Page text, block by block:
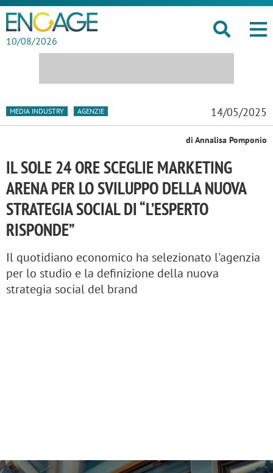
10/08/2026
MEDIA INDUSTRY AGENZIE 14/05/2025
di Annalisa Pomponio
IL SOLE 24 ORE SCEGLIE MARKETING
ARENA PER LO SVILUPPO DELLA NUOVA
STRATEGIA SOCIAL DI “L’ESPERTO
RISPONDE”
Il quotidiano economico ha selezionato l'agenzia
per lo studio e la definizione della nuova
strategia social del brand